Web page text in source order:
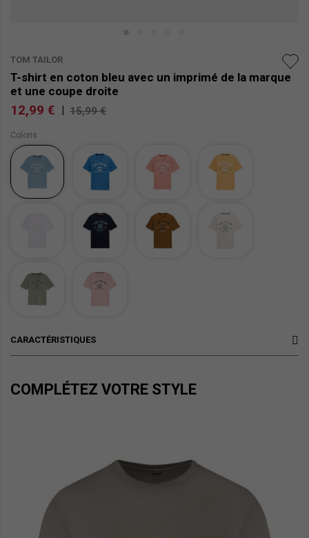
TOM TAILOR
T-shirt en coton bleu avec un imprimé de la marque
et une coupe droite
12,99 € 15,99 €
Coloris
CARACTÉRISTIQUES
COMPLÉTEZ VOTRE STYLE